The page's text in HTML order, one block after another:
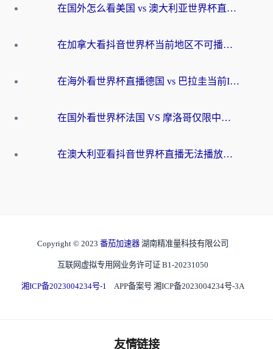
在国外怎么看美国 vs 澳大利亚世界杯直播？海外党必藏的中文解说观赛指南
在加拿大看抖音世界杯当前地区不可播放？海外党体育观赛终极指南
在海外看世界杯直播德国 vs 巴拉圭当前IP受限制？这篇指南帮你轻松解决地区限制
在国外看世界杯法国 VS 摩洛哥仅限中国大陆？别让地域限制拦下你的欢呼
在澳大利亚看抖音世界杯直播无法播放？海外党体育观赛终极指南来了！
Copyright © 2023 番茄加速器 湖南精准量科技有限公司
互联网虚拟专用网业务许可证 B1-20231050
湘ICP备2023004234号-1 APP备案号 湘ICP备2023004234号-3A
友情链接